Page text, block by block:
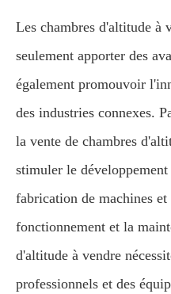
Les chambres d'altitude à
seulement apporter des
également promouvoir
des industries connexes.
la vente de chambres
stimuler le
fabrication de machines
fonctionnement et la
d'altitude à vendre
professionnels et des